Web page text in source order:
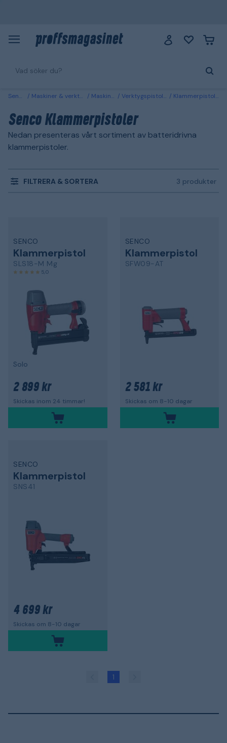
Senco Maskiner & verktyg Maskiner Verktygspistoler Klammerpistoler
Senco Klammerpistoler
Nedan presenteras vårt sortiment av batteridrivna
klammerpistoler.
FILTRERA & SORTERA 3 produkter
SENCO
Klammerpistol
SLS18-M Mg
5,0
Solo
2 899 kr
Skickas inom 24 timmar!
SENCO
Klammerpistol
SFW09-AT
2 581 kr
Skickas om 8-10 dagar
SENCO
Klammerpistol
SNS41
4 699 kr
Skickas om 8-10 dagar
1